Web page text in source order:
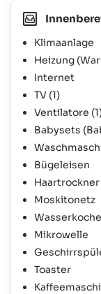
Klimaanlage
Heizung
Internet
TV (1)
Ventilatore
Babysets
Bügeleisen
Haartrockner
Moskitonetz
Mikrowelle
Toaster